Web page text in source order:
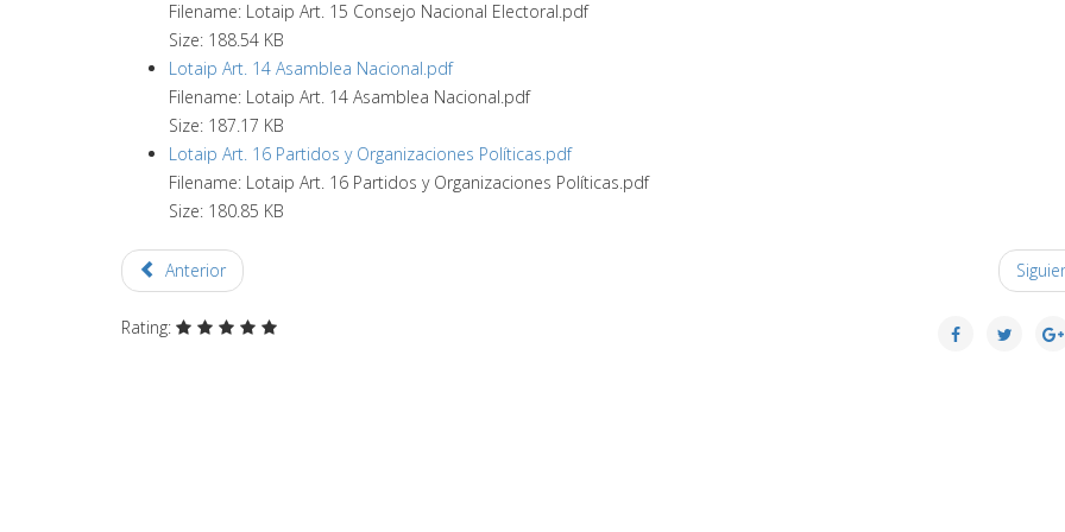
Filename: Lotaip Art. 15 Consejo Nacional Electoral.pdf
Size: 188.54 KB
Lotaip Art. 14 Asamblea Nacional.pdf
Filename: Lotaip Art. 14 Asamblea Nacional.pdf
Size: 187.17 KB
Lotaip Art. 16 Partidos y Organizaciones Políticas.pdf
Filename: Lotaip Art. 16 Partidos y Organizaciones Políticas.pdf
Size: 180.85 KB
Anterior
Rating: